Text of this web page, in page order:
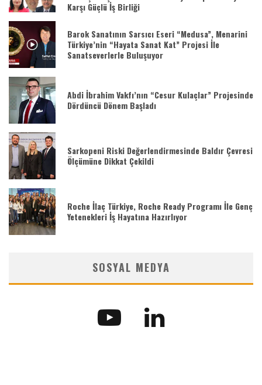
Karşı Güçlü İş Birliği
Barok Sanatının Sarsıcı Eseri “Medusa”, Menarini
Türkiye’nin “Hayata Sanat Kat” Projesi İle
Sanatseverlerle Buluşuyor
Abdi İbrahim Vakfı’nın “Cesur Kulaçlar” Projesinde
Dördüncü Dönem Başladı
Sarkopeni Riski Değerlendirmesinde Baldır Çevresi
Ölçümüne Dikkat Çekildi
Roche İlaç Türkiye, Roche Ready Programı İle Genç
Yetenekleri İş Hayatına Hazırlıyor
SOSYAL MEDYA